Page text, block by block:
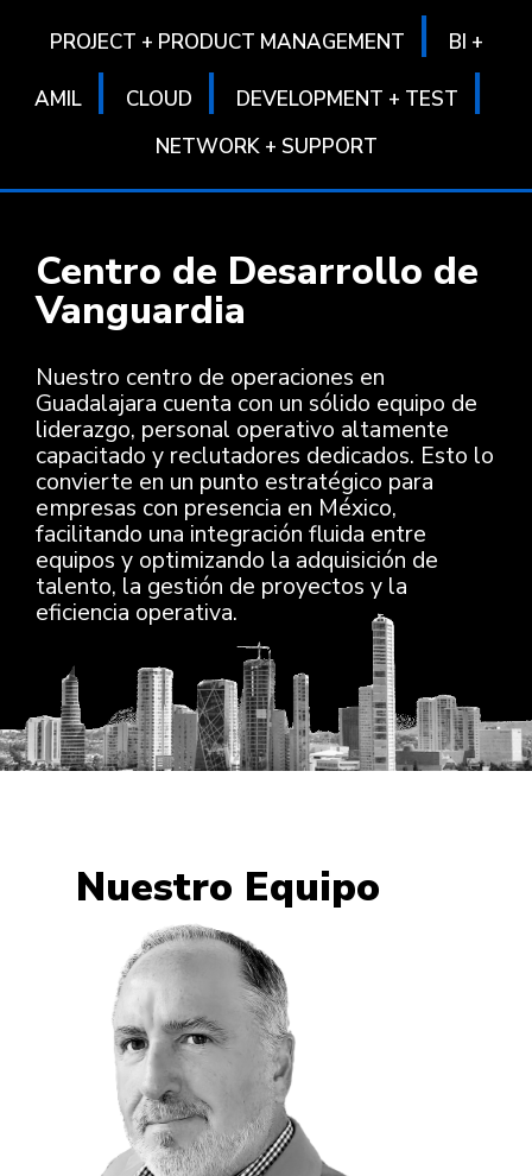
PROJECT + PRODUCT MANAGEMENT | BI +
AMIL | CLOUD | DEVELOPMENT + TEST |
NETWORK + SUPPORT
Centro de Desarrollo de
Vanguardia
Nuestro centro de operaciones en
Guadalajara cuenta con un sólido equipo de
liderazgo, personal operativo altamente
capacitado y reclutadores dedicados. Esto lo
convierte en un punto estratégico para
empresas con presencia en México,
facilitando una integración fluida entre
equipos y optimizando la adquisición de
talento, la gestión de proyectos y la
eficiencia operativa. ​
Nuestro Equipo